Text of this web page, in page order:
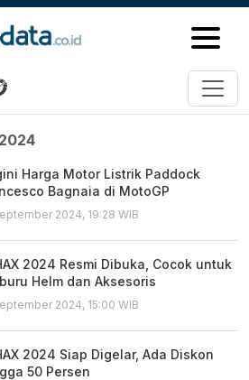
Harga Motor Listrik Paddock
Bagnaia di MotoGP
2024, 19:28 WIB
2024 Resmi Dibuka, Cocok untuk
Helm dan Aksesoris
2024, 15:00 WIB
2024 Siap Digelar, Ada Diskon
50 Persen